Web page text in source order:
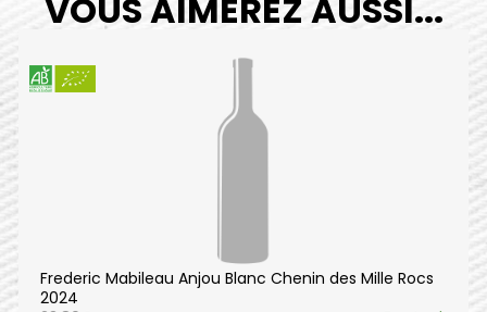
VOUS AIMEREZ AUSSI...
Frederic Mabileau Anjou Blanc Chenin des Mille Rocs
2024